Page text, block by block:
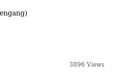
3896 Views